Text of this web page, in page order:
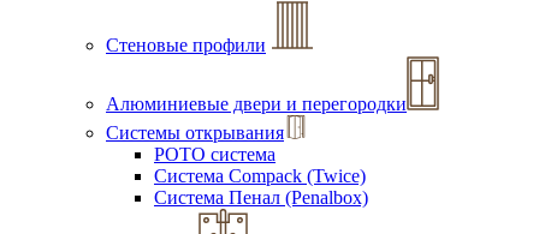
Стеновые профили
Алюминиевые двери и перегородки
Системы открывания
РОТО система
Система Compack (Twice)
Система Пенал (Penalbox)